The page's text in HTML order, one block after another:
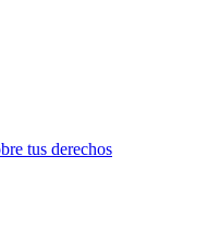
tus derechos